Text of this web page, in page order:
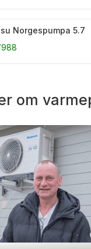
Norgespumpa 5.7
om